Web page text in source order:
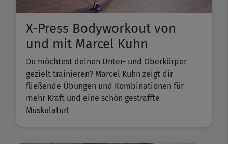
X-Press Bodyworkout von
und mit Marcel Kuhn
Du möchtest deinen Unter- und Oberkörper
gezielt trainieren? Marcel Kuhn zeigt dir
fließende Übungen und Kombinationen für
mehr Kraft und eine schön gestraffte
Muskulatur!